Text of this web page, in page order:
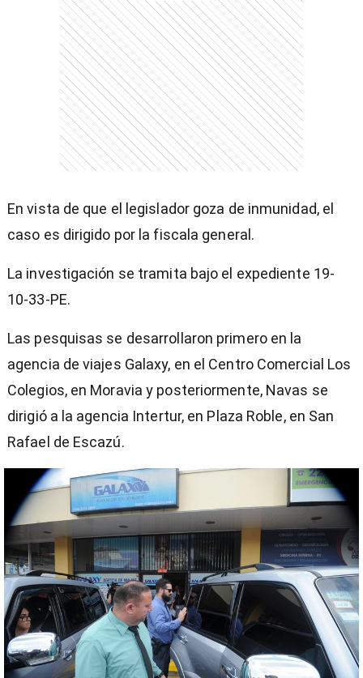
En vista de que el legislador goza de inmunidad, el
caso es dirigido por la fiscala general.
La investigación se tramita bajo el expediente 19-
10-33-PE.
Las pesquisas se desarrollaron primero en la
agencia de viajes Galaxy, en el Centro Comercial Los
Colegios, en Moravia y posteriormente, Navas se
dirigió a la agencia Intertur, en Plaza Roble, en San
Rafael de Escazú.